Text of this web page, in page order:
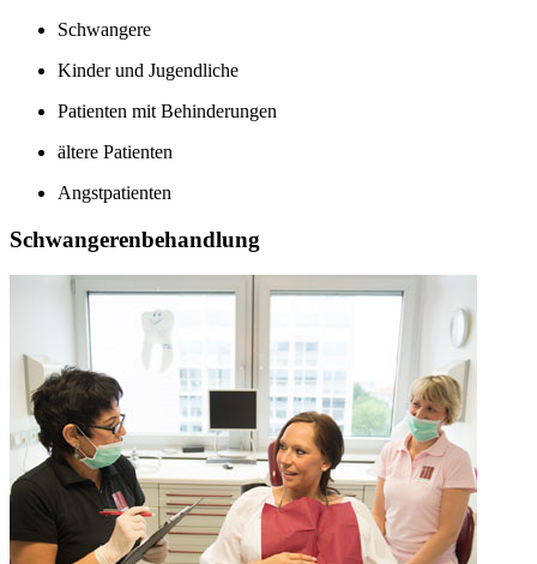
Schwangere
Kinder und Jugendliche
Patienten mit Behinderungen
ältere Patienten
Angstpatienten
Schwangerenbehandlung